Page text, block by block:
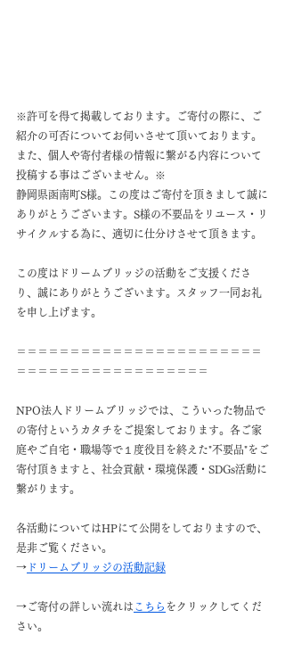
※許可を得て掲載しております。ご寄付の際に、ご
紹介の可否についてお伺いさせて頂いております。
また、個人や寄付者様の情報に繋がる内容について
投稿する事はございません。※
静岡県函南町S様。この度はご寄付を頂きまして誠に
ありがとうございます。S様の不要品をリユース・リ
サイクルする為に、適切に仕分けさせて頂きます。
この度はドリームブリッジの活動をご支援くださ
り、誠にありがとうございます。スタッフ一同お礼
を申し上げます。
＝＝＝＝＝＝＝＝＝＝＝＝＝＝＝＝＝＝＝＝＝＝＝
＝＝＝＝＝＝＝＝＝＝＝＝＝＝＝＝＝＝
NPO法人ドリームブリッジでは、こういった物品で
の寄付というカタチをご提案しております。各ご家
庭やご自宅・職場等で１度役目を終えた"不要品"をご
寄付頂きますと、社会貢献・環境保護・SDGs活動に
繋がります。
各活動についてはHPにて公開をしておりますので、
是非ご覧ください。
→ ドリームブリッジの活動記録
→ご寄付の詳しい流れは こちら をクリックしてくだ
さい。